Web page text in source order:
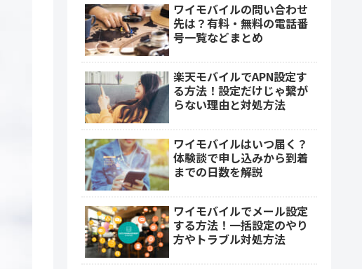
ワイモバイルの問い合わせ
先は？有料・無料の電話番
号一覧などまとめ
楽天モバイルでAPN設定す
る方法！設定だけじゃ繋が
らない理由と対処方法
ワイモバイルはいつ届く？
体験談で申し込みから到着
までの日数を解説
ワイモバイルでメール設定
する方法！一括設定のやり
方やトラブル対処方法